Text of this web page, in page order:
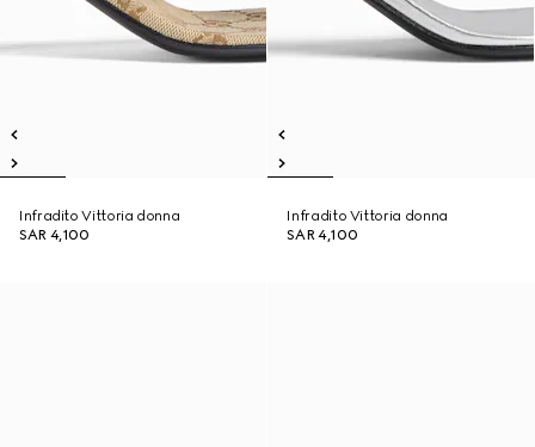
Infradito Vittoria donna
SAR 4,100
Infradito Vittoria donna
SAR 4,100